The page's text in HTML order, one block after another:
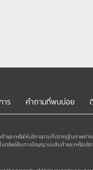
าร คำถามที่พบบ่อย
และ/หรือให้บริการตามที่ปรากฏในภาพถ่
นทรัพย์สินทางปัญญาบนสินค้าและ/หรือบ